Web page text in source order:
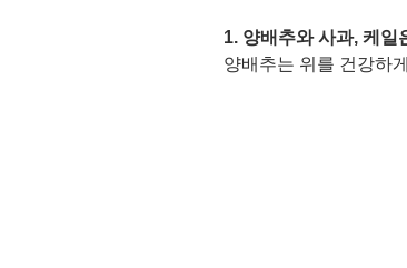
1. 양배추와 사과, 케일
양배추는 위를 건강하